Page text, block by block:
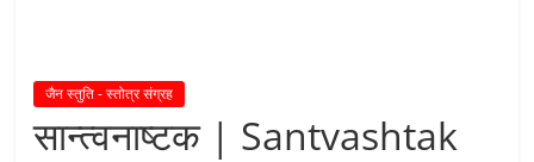
जैन स्तुति - स्तोत्र संग्रह
सान्त्वनाष्टक | Santvashtak